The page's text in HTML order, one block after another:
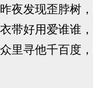
昨夜发现歪脖树
衣带好用爱谁谁
众里寻他千百度